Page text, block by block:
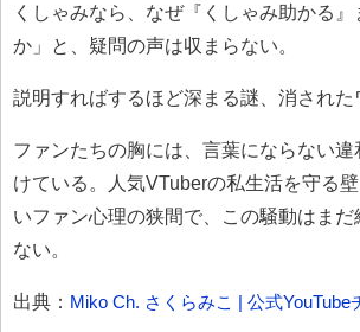
くしゃみなら、なぜ『くしゃみ助かる
か」と、疑問の声は収まらない。
説明すればするほど深まる謎、消された
ファンたちの胸には、言葉にならない
けている。人気VTuberの私生活を守る
いファン心理の狭間で、この騒動はま
ない。
出典： Miko Ch. さくらみこ | 公式YouTube